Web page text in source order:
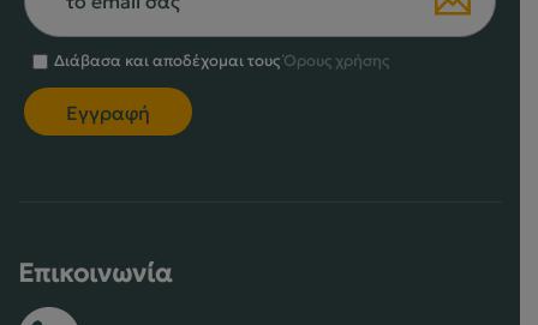
Διάβασα και αποδέχομαι τουςΌρους χρήσης
Επικοινωνία